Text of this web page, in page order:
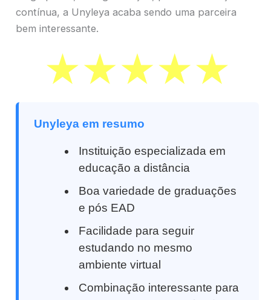
contínua, a Unyleya acaba sendo uma parceira
bem interessante.
Unyleya em resumo
Instituição especializada em
educação a distância
Boa variedade de graduações
e pós EAD
Facilidade para seguir
estudando no mesmo
ambiente virtual
Combinação interessante para